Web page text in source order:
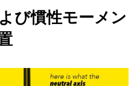
び慣性モーメン